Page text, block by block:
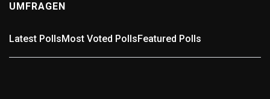
UMFRAGEN
Latest PollsMost Voted PollsFeatured Polls